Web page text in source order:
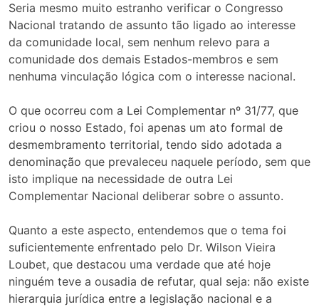
Seria mesmo muito estranho verificar o Congresso
Nacional tratando de assunto tão ligado ao interesse
da comunidade local, sem nenhum relevo para a
comunidade dos demais Estados-membros e sem
nenhuma vinculação lógica com o interesse nacional.
O que ocorreu com a Lei Complementar nº 31/77, que
criou o nosso Estado, foi apenas um ato formal de
desmembramento territorial, tendo sido adotada a
denominação que prevaleceu naquele período, sem que
isto implique na necessidade de outra Lei
Complementar Nacional deliberar sobre o assunto.
Quanto a este aspecto, entendemos que o tema foi
suficientemente enfrentado pelo Dr. Wilson Vieira
Loubet, que destacou uma verdade que até hoje
ninguém teve a ousadia de refutar, qual seja: não existe
hierarquia jurídica entre a legislação nacional e a